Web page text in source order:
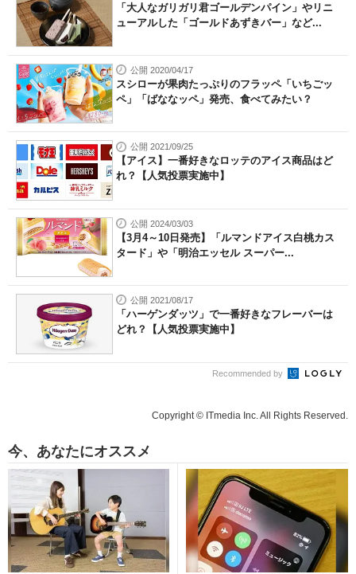
「大人なガリガリ君ゴールデンパイン」やリニ
ューアルした「ゴールドあずきバー」など...
公開 2020/04/17
スシローが果肉たっぷりのフラッペ「いちごッ
ペ」「ばななッペ」発売、食べてみたい？
公開 2021/09/25
【アイス】一番好きなロッテのアイス商品はど
れ？【人気投票実施中】
公開 2024/03/03
【3月4～10日発売】「ルマンドアイス白桃カス
タード」や「明治エッセル スーパー...
公開 2021/08/17
「ハーゲンダッツ」で一番好きなフレーバーは
どれ？【人気投票実施中】
Recommended by
Copyright © ITmedia Inc. All Rights Reserved.
今、あなたにオススメ